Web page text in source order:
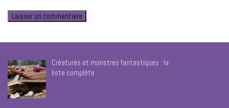
Créatures et monstres fantastiques : la
liste complète